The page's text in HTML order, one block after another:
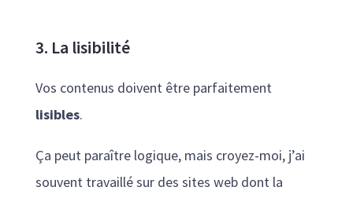
3. La lisibilité
Vos contenus doivent être parfaitement
lisibles.
Ça peut paraître logique, mais croyez-moi, j’ai
souvent travaillé sur des sites web dont la